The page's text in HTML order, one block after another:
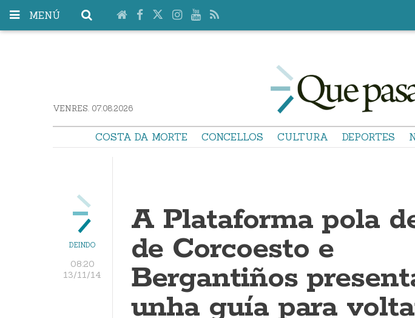
MENÚ
VENRES. 07.08.2026
COSTA DA MORTE CONCELLOS CULTURA DEPORTES
DEINDO
08:20
13/11/14
A Plataforma pola
de Corcoesto e
Bergantiños
unha guía para